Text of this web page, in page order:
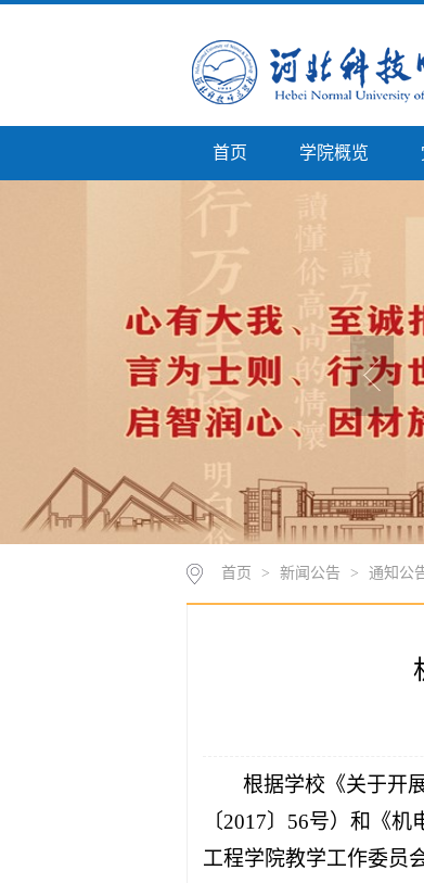
首页 学院概览
首页 > 新闻公告 > 通知公
根据学校《关于开
〔2017〕 56号）和《机
工程学院教学工作委员